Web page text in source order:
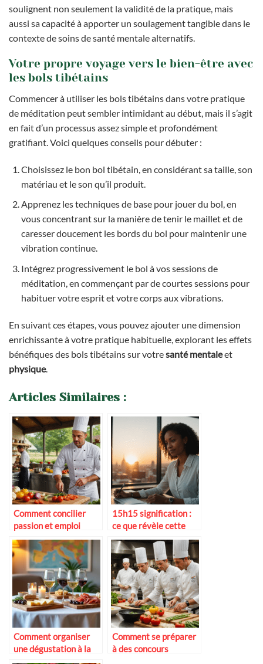
soulignent non seulement la validité de la pratique, mais
aussi sa capacité à apporter un soulagement tangible dans le
contexte de soins de santé mentale alternatifs.
Votre propre voyage vers le bien-être avec
les bols tibétains
Commencer à utiliser les bols tibétains dans votre pratique
de méditation peut sembler intimidant au début, mais il s’agit
en fait d’un processus assez simple et profondément
gratifiant. Voici quelques conseils pour débuter :
Choisissez le bon bol tibétain, en considérant sa taille, son
matériau et le son qu’il produit.
Apprenez les techniques de base pour jouer du bol, en
vous concentrant sur la manière de tenir le maillet et de
caresser doucement les bords du bol pour maintenir une
vibration continue.
Intégrez progressivement le bol à vos sessions de
méditation, en commençant par de courtes sessions pour
habituer votre esprit et votre corps aux vibrations.
En suivant ces étapes, vous pouvez ajouter une dimension
enrichissante à votre pratique habituelle, explorant les effets
bénéfiques des bols tibétains sur votresanté mentaleet
physique.
Articles Similaires :
Comment concilier
passion et emploi
stable en gastronomie
15h15 signification :
ce que révèle cette
heure miroir en 2025
Comment organiser
une dégustation à la
maison
Comment se préparer
à des concours